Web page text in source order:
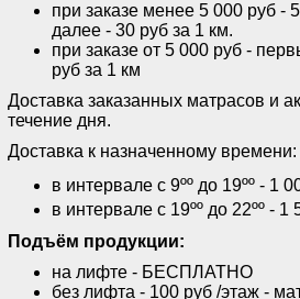
при заказе менее 5 000 руб
далее - 30 руб за 1 км.
при заказе от 5 000 руб -
руб за 1 км
Доставка заказанных матрасов и
течение дня.
Доставка к назначенному времени:
в интервале с 9ºº до 19ºº - 1
в интервале с 19ºº до 22ºº - 1
Подъём продукции:
на лифте - БЕСПЛАТНО
без лифта - 100 руб /этаж -